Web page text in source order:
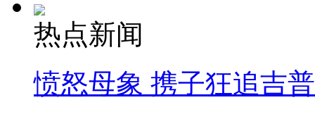
热点新闻
愤怒母象 携子狂追吉